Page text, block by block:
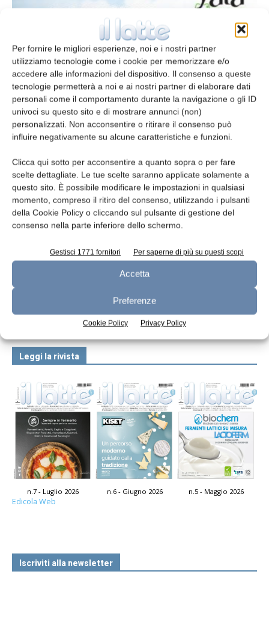
Per fornire le migliori esperienze, noi e i nostri partner
utilizziamo tecnologie come i cookie per memorizzare e/o
accedere alle informazioni del dispositivo. Il consenso a queste
tecnologie permetterà a noi e ai nostri partner di elaborare dati
personali come il comportamento durante la navigazione o gli ID
univoci su questo sito e di mostrare annunci (non)
personalizzati. Non acconsentire o ritirare il consenso può
influire negativamente su alcune caratteristiche e funzioni.
Clicca qui sotto per acconsentire a quanto sopra o per fare
scelte dettagliate. Le tue scelte saranno applicate solamente a
questo sito. È possibile modificare le impostazioni in qualsiasi
momento, compreso il ritiro del consenso, utilizzando i pulsanti
della Cookie Policy o cliccando sul pulsante di gestione del
consenso nella parte inferiore dello schermo.
Gestisci 1771 fornitori Per saperne di più su questi scopi
Accetta
Preferenze
Cookie Policy Privacy Policy
Software gestionale
redazione
Aspetti legislativi e procedurali della
manutenzione elettrica
Riccardo Bozzo 26 Dicembre 2013
Leggi la rivista
n.7 - Luglio 2026 n.6 - Giugno 2026 n.5 - Maggio 2026
Edicola Web
Iscriviti alla newsletter